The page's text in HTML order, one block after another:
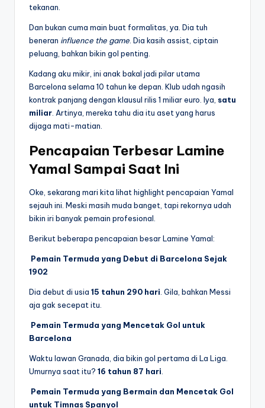
tekanan.
Dan bukan cuma main buat formalitas, ya. Dia tuh
beneran influence the game . Dia kasih assist, ciptain
peluang, bahkan bikin gol penting.
Kadang aku mikir, ini anak bakal jadi pilar utama
Barcelona selama 10 tahun ke depan. Klub udah ngasih
kontrak panjang dengan klausul rilis 1 miliar euro. Iya, satu
miliar . Artinya, mereka tahu dia itu aset yang harus
dijaga mati-matian.
Pencapaian Terbesar Lamine
Yamal Sampai Saat Ini
Oke, sekarang mari kita lihat highlight pencapaian Yamal
sejauh ini. Meski masih muda banget, tapi rekornya udah
bikin iri banyak pemain profesional.
Berikut beberapa pencapaian besar Lamine Yamal:
Pemain Termuda yang Debut di Barcelona Sejak
1902
Dia debut di usia 15 tahun 290 hari . Gila, bahkan Messi
aja gak secepat itu.
Pemain Termuda yang Mencetak Gol untuk
Barcelona
Waktu lawan Granada, dia bikin gol pertama di La Liga.
Umurnya saat itu? 16 tahun 87 hari
Pemain Termuda yang Bermain dan Mencetak Gol
untuk Timnas Spanyol